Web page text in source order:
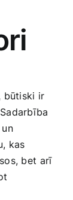
būtiski ir
kas
bet ⁤arī